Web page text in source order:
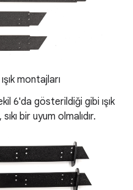
montajları
6'da gösterildiği gibi ışık
bir uyum olmalıdır.